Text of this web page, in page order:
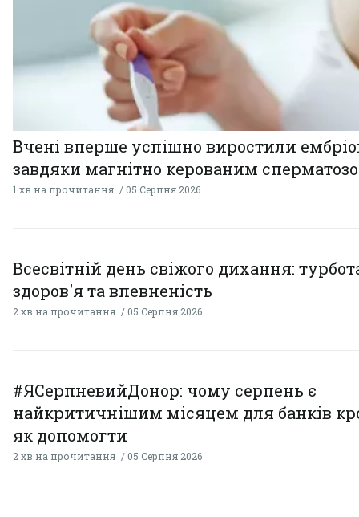
Вчені вперше успішно виростили
завдяки магнітно керованим
1 хв на прочитання 05 Серпня 2026
Всесвітній день свіжого дихання:
здоров'я та впевненість
2 хв на прочитання 05 Серпня 2026
#ЯСерпневийДонор: чому серпень є
найкритичнішим місяцем для банків
як допомогти
2 хв на прочитання 05 Серпня 2026